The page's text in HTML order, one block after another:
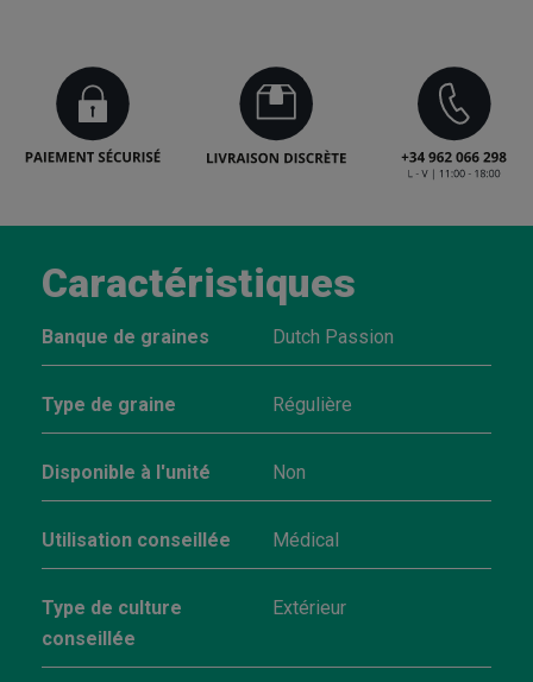
Caractéristiques
Banque de graines Dutch Passion
Type de graine Régulière
Disponible à l'unité Non
Utilisation conseillée Médical
Type de culture
conseillée
Extérieur